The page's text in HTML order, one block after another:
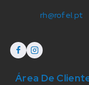
rh@rofel.pt
Área De